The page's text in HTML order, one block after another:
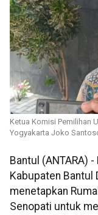
Ketua Komisi Pemilihan
Yogyakarta Joko
Bantul (ANTARA)
Kabupaten Bantul
menetapkan
Senopati untuk